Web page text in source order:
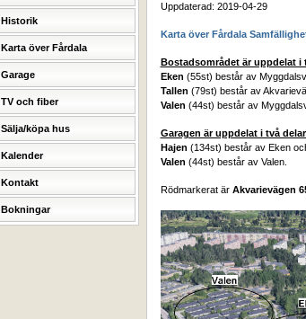
Historik
Karta över Fårdala
Garage
TV och fiber
Sälja/köpa hus
Kalender
Kontakt
Bokningar
Uppdaterad: 2019-04-29
Karta över Fårdala
Bostadsområdet är uppdelat i
Eken (55st) består av
Tallen (79st) består av
Valen (44st) består av
Garagen är uppdelat i två
Hajen (134st) består av Eken
Valen (44st) består av Valen.
Rödmarkerat är Akvarievägen